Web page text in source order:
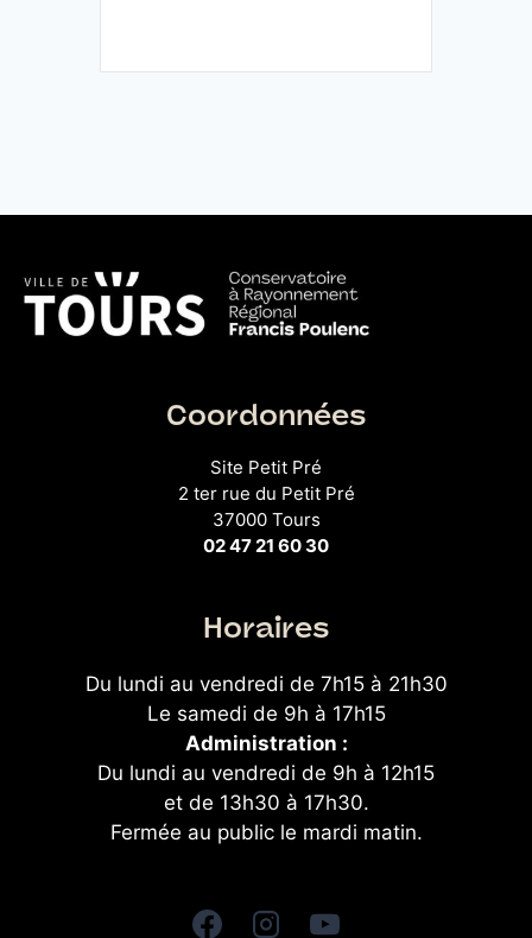
Coordonnées
Site Petit Pré
2 ter rue du Petit Pré
37000 Tours
02 47 21 60 30
Horaires
Du lundi au vendredi de 7h15 à 21h30
Le samedi de 9h à 17h15
Administration :
Du lundi au vendredi de 9h à 12h15
et de 13h30 à 17h30.
Fermée au public le mardi matin.